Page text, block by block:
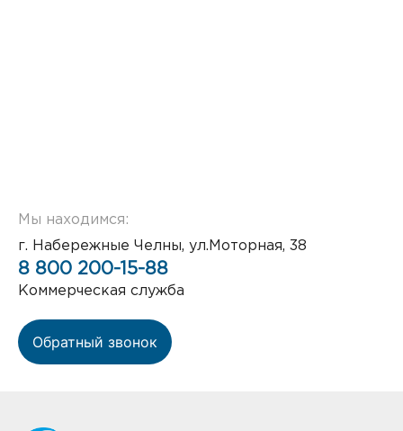
Мы находимся:
г. Набережные Челны, ул.Моторная, 38
8 800 200-15-88
Коммерческая служба
Обратный звонок